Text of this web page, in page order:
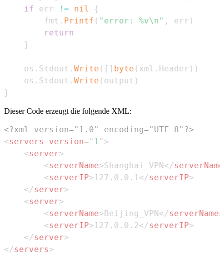
if err != nil
{
        fmt
. Printf ( "error: %v\n" , err )
return
}
    os
. Stdout . Write ( [ ] byte ( xml . Header ) )
    os
. Stdout . Write ( output )
}
Dieser Code erzeugt die folgende XML:
<?xml version="1.0" encoding="UTF-8"?>
<servers version= " 1 " >
<server>
<serverName>Shanghai_VPN</serverName
<serverIP>127.0.0.1 </serverIP>
</server>
<server>
<serverName>Beijing_VPN</serverName>
<serverIP>127.0.0.2</serverIP>
</server>
</servers>